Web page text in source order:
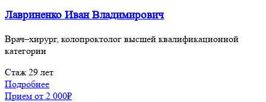
Лавриненко Иван Владимирович
Врач–хирург, колопроктолог высшей квалификационной
категории
Стаж 29 лет
Подробнее
Прием от 2 000₽